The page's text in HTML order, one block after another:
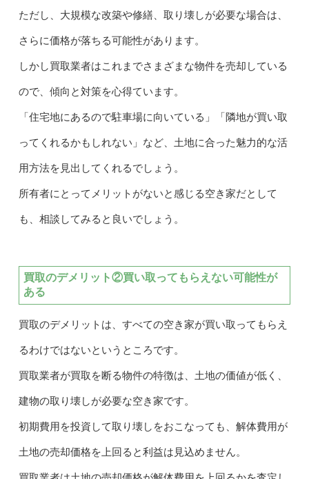
ただし、大規模な改築や修繕、取り壊しが必要な場合は、
さらに価格が落ちる可能性があります。
しかし買取業者はこれまでさまざまな物件を売却している
ので、傾向と対策を心得ています。
「住宅地にあるので駐車場に向いている」「隣地が買い取
ってくれるかもしれない」など、土地に合った魅力的な活
用方法を見出してくれるでしょう。
所有者にとってメリットがないと感じる空き家だとして
も、相談してみると良いでしょう。
買取のデメリット②買い取ってもらえない可能性が
ある
買取のデメリットは、すべての空き家が買い取ってもらえ
るわけではないというところです。
買取業者が買取を断る物件の特徴は、土地の価値が低く、
建物の取り壊しが必要な空き家です。
初期費用を投資して取り壊しをおこなっても、解体費用が
土地の売却価格を上回ると利益は見込めません。